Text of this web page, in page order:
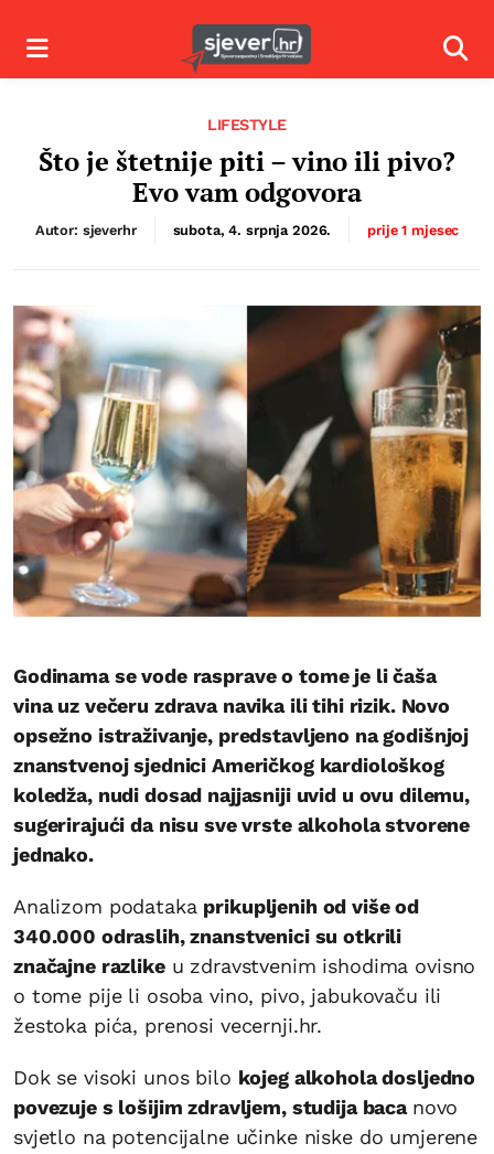
Izbornik
LIFESTYLE
Što je štetnije piti – vino ili pivo?
Evo vam odgovora
Autor: sjeverhr subota, 4. srpnja 2026. prije 1 mjesec
Godinama se vode rasprave o tome je li čaša
vina uz večeru zdrava navika ili tihi rizik. Novo
opsežno istraživanje, predstavljeno na godišnjoj
znanstvenoj sjednici Američkog kardiološkog
koledža, nudi dosad najjasniji uvid u ovu dilemu,
sugerirajući da nisu sve vrste alkohola stvorene
jednako.
Analizom podataka prikupljenih od više od
340.000 odraslih, znanstvenici su otkrili
značajne razlikeu zdravstvenim ishodima ovisno
o tome pije li osoba vino, pivo, jabukovaču ili
žestoka pića, prenosi vecernji.hr.
Dok se visoki unos bilo kojeg alkohola dosljedno
povezuje s lošijim zdravljem, studija baca novo
svjetlo na potencijalne učinke niske do umjerene